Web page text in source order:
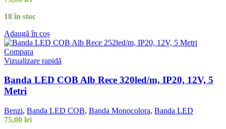
18 în stoc
Adaugă în coș
Compara
Vizualizare rapidă
Banda LED COB Alb Rece 320led/m, IP20, 12V, 5
Metri
Benzi, Banda LED COB, Banda Monocolora, Banda LED
75,00 lei